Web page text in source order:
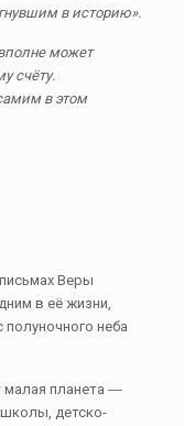
в историю».
может
счёту.
в этом
Веры
в её жизни,
неба
малая планета ―
детско-